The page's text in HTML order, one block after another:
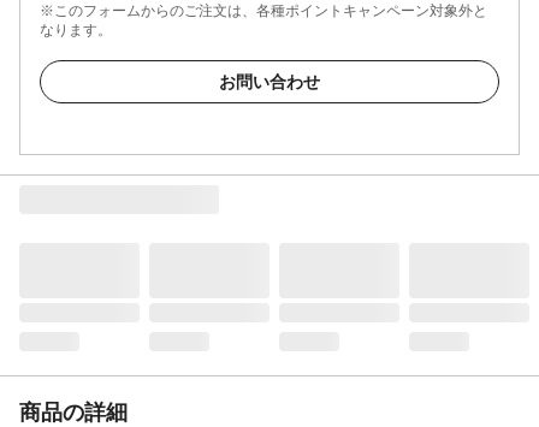
※このフォームからのご注文は、各種ポイントキャンペーン対象外と
なります。
お問い合わせ
商品の詳細